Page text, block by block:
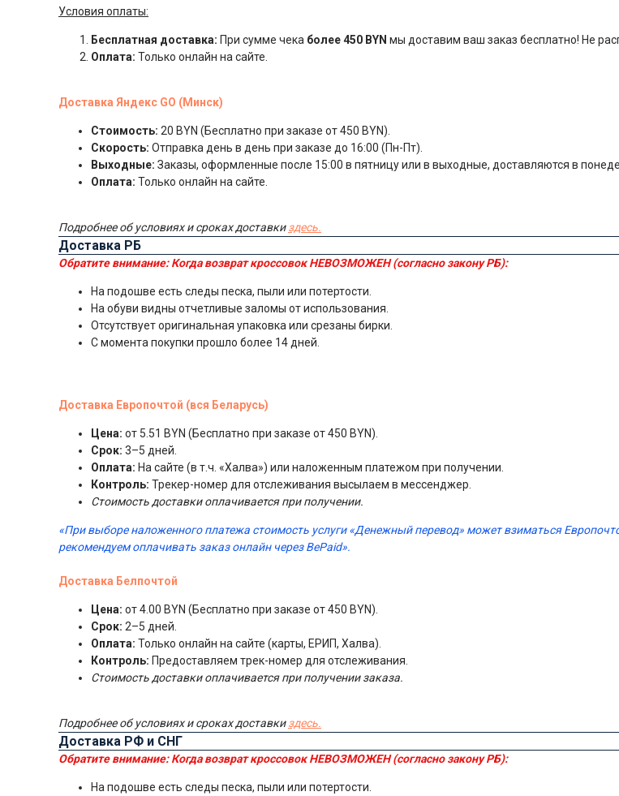
Условия оплаты:
Бесплатная доставка: При сумме чека более 450 BYN мы доставим ваш заказ бесплатно! Не
Оплата: Только онлайн на сайте.
Доставка Яндекс GO (Минск)
Стоимость: 20 BYN (Бесплатно при заказе от 450 BYN).
Скорость: Отправка день в день при заказе до 16:00 (Пн-Пт).
Выходные: Заказы, оформленные после 15:00 в пятницу или в выходные, доставляются в
Оплата: Только онлайн на сайте.
Подробнее об условиях и сроках доставкиздесь.
Доставка РБ
Обратите внимание:Когда возврат кроссовок НЕВОЗМОЖЕН (согласно закону РБ):
На подошве есть следы песка, пыли или потертости.
На обуви видны отчетливые заломы от использования.
Отсутствует оригинальная упаковка или срезаны бирки.
С момента покупки прошло более 14 дней.
Доставка Европочтой (вся Беларусь)
Цена: от 5.51 BYN (Бесплатно при заказе от 450 BYN).
Срок: 3–5 дней.
Оплата: На сайте (в т.ч. «Халва») или наложенным платежом при получении.
Контроль: Трекер-номер для отслеживания высылаем в мессенджер.
Стоимость доставки оплачивается при получении.
«При выборе наложенного платежа стоимость услуги «Денежный перевод» может взиматься
рекомендуем оплачивать заказ онлайн через BePaid».
Доставка Белпочтой
Цена: от 4.00 BYN (Бесплатно при заказе от 450 BYN).
Срок: 2–5 дней.
Оплата: Только онлайн на сайте (карты, ЕРИП, Халва).
Контроль: Предоставляем трек-номер для отслеживания.
Стоимость доставки оплачивается при получении заказа.
Подробнее об условиях и сроках доставкиздесь.
Доставка РФ и СНГ
Обратите внимание:Когда возврат кроссовок НЕВОЗМОЖЕН (согласно закону РБ):
На подошве есть следы песка, пыли или потертости.